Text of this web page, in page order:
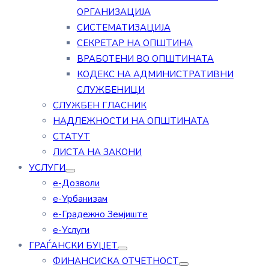
ОРГАНИЗАЦИЈА
СИСТЕМАТИЗАЦИЈА
СЕКРЕТАР НА ОПШТИНА
ВРАБОТЕНИ ВО ОПШТИНАТА
КОДЕКС НА АДМИНИСТРАТИВНИ
СЛУЖБЕНИЦИ
СЛУЖБЕН ГЛАСНИК
НАДЛЕЖНОСТИ НА ОПШТИНАТА
СТАТУТ
ЛИСТА НА ЗАКОНИ
УСЛУГИ
е-Дозволи
е-Урбанизам
е-Градежно Земјиште
е-Услуги
ГРАЃАНСКИ БУЏЕТ
ФИНАНСИСКА ОТЧЕТНОСТ